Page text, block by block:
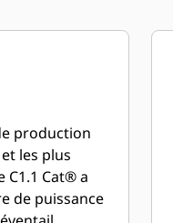
production
les plus
C1.1 Cat® a
de puissance